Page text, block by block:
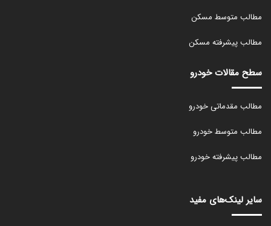
مطالب متوسط مسکن
مطالب پیشرفته مسکن
سطح مقالات خودرو
مطالب مقدماتی خودرو
مطالب متوسط خودرو
مطالب پیشرفته خودرو
سایر لینک‌های مفید